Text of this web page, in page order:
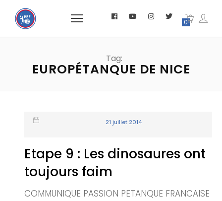
0
Tag:
EUROPÉTANQUE DE NICE
21 juillet 2014
Etape 9 : Les dinosaures ont
toujours faim
COMMUNIQUE PASSION PETANQUE FRANCAISE